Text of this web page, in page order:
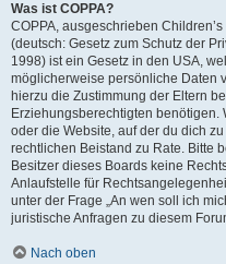
Was ist COPPA?
COPPA, ausgeschrieben
(deutsch: Gesetz zum Schutz der
1998) ist ein Gesetz in den USA,
möglicherweise persönliche Daten
hierzu die Zustimmung der Eltern
Erziehungsberechtigten benötigen.
oder die Website, auf der du dich
rechtlichen Beistand zu Rate. Bitte
Besitzer dieses Boards keine
Anlaufstelle für
unter der Frage „An wen soll ich
juristische Anfragen zu diesem
Nach oben